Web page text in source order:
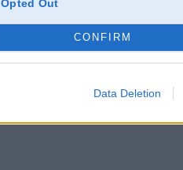
Opted Out
CONFIRM
Data Deletion